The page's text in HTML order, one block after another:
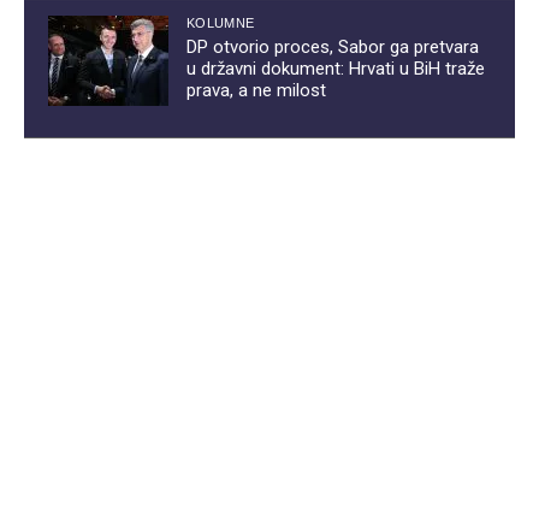
KOLUMNE
DP otvorio proces, Sabor ga pretvara
u državni dokument: Hrvati u BiH traže
prava, a ne milost